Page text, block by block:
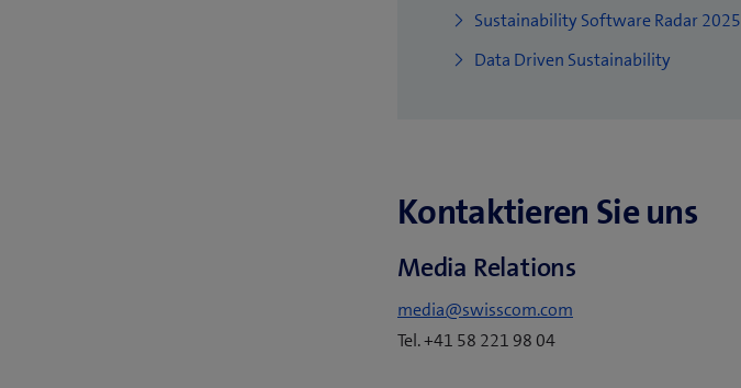
Sustainability Software Radar 2025
Data Driven Sustainability
Kontaktieren Sie uns
Media Relations
media@swisscom.com
Tel. +41 58 221 98 04